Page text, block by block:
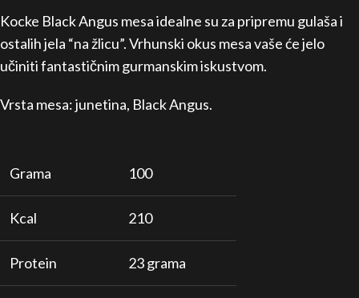
Kocke Black Angus mesa idealne su za pripremu gulaša i
ostalih jela “na žlicu”. Vrhunski okus mesa vaše će jelo
učiniti fantastičnim gurmanskim iskustvom.
Vrsta mesa: junetina, Black Angus.
Grama 100
Kcal 210
Protein 23 grama